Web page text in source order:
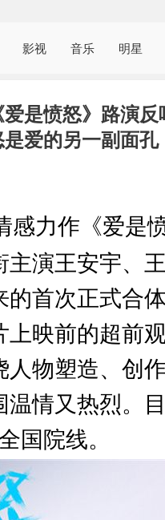
影视 音乐 明星
是愤怒》路演
爱的另一副面孔
感力作《爱是
主演王安宇、
的首次正式合
上映前的超前
人物塑造、创
温情又热烈。
国院线。